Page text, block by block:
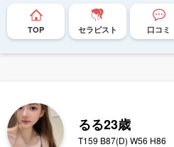
TOP セラピスト 口コミ
るる23歳
T159 B87(D) W56 H86